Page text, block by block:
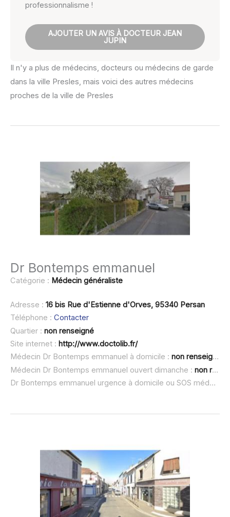
professionnalisme !
AJOUTER UN AVIS À DOCTEUR JEAN
JUPIN
Il n'y a plus de médecins, docteurs ou médecins de garde
dans la ville Presles, mais voici des autres médecins
proches de la ville de Presles
Dr Bontemps emmanuel
Catégorie : Médecin généraliste
Adresse : 16 bis Rue d'Estienne d'Orves, 95340 Persan
Téléphone : Contacter
Quartier : non renseigné
Site internet : http://www.doctolib.fr/
Médecin Dr Bontemps emmanuel à domicile : non renseigné
Médecin Dr Bontemps emmanuel ouvert dimanche : non renseigné
Dr Bontemps emmanuel urgence à domicile ou SOS médecin :